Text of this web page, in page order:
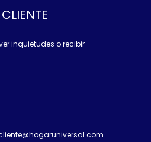
inquietudes o recibir